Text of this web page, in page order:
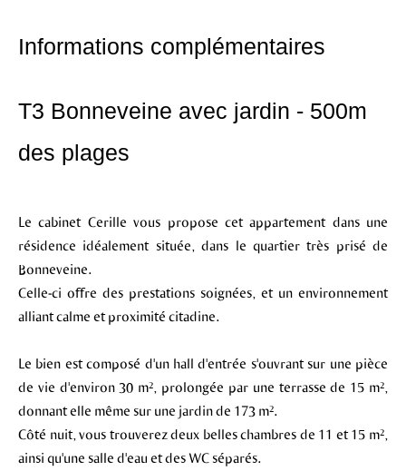
Informations complémentaires
T3 Bonneveine avec jardin - 500m
des plages
Le cabinet Cerille vous propose cet appartement dans une
résidence idéalement située, dans le quartier très prisé de
Bonneveine.
Celle-ci offre des prestations soignées, et un environnement
alliant calme et proximité citadine.
Le bien est composé d'un hall d'entrée s'ouvrant sur une pièce
de vie d'environ 30 m², prolongée par une terrasse de 15 m²,
donnant elle même sur une jardin de 173 m².
Côté nuit, vous trouverez deux belles chambres de 11 et 15 m²,
ainsi qu'une salle d'eau et des WC séparés.